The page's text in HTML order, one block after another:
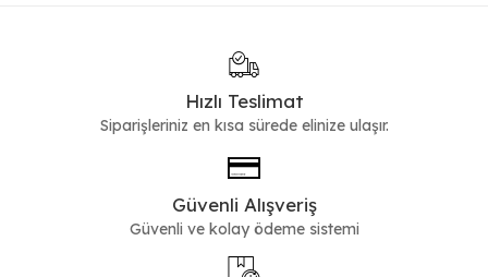
Hızlı Teslimat
Siparişleriniz en kısa sürede elinize ulaşır.
Güvenli Alışveriş
Güvenli ve kolay ödeme sistemi